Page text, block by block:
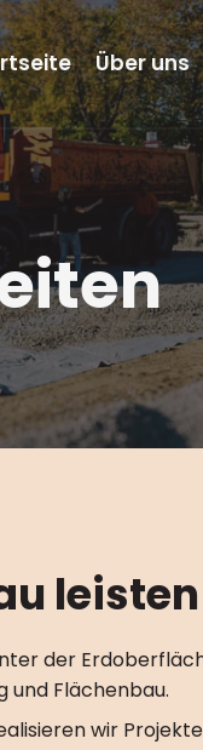
Über uns
leisten
der
und Flächenbau.
wir